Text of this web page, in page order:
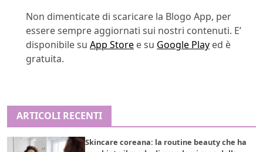
Non dimenticate di scaricare la Blogo App, per
essere sempre aggiornati sui nostri contenuti. E’
disponibile su App Store e su Google Play ed è
gratuita.
ARTICOLI RECENTI
Skincare coreana: la routine beauty che ha